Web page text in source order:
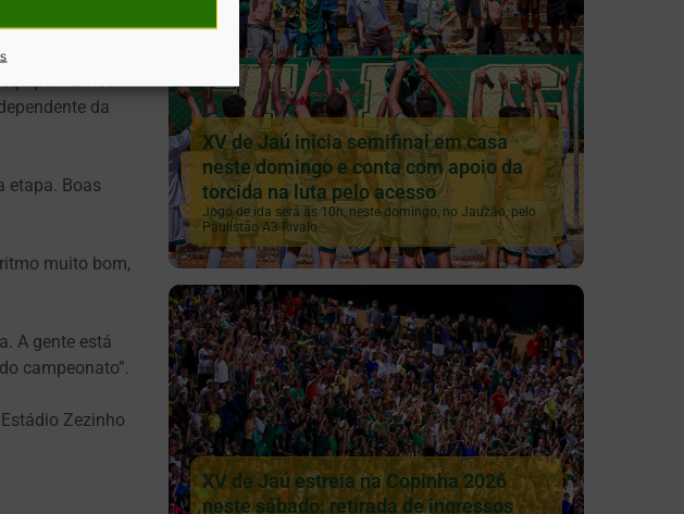
Vamos
da
etapa. Boas
muito bom,
A gente está
campeonato”.
Zezinho
XV de Jaú inicia semifinal em casa
neste domingo e conta com apoio da
torcida na luta pelo acesso
Jogo de ida será às 10h, neste domingo, no Jauzão, pelo
Paulistão A3 Rivalo
XV de Jaú estreia na Copinha 2026
neste sábado: retirada de ingressos